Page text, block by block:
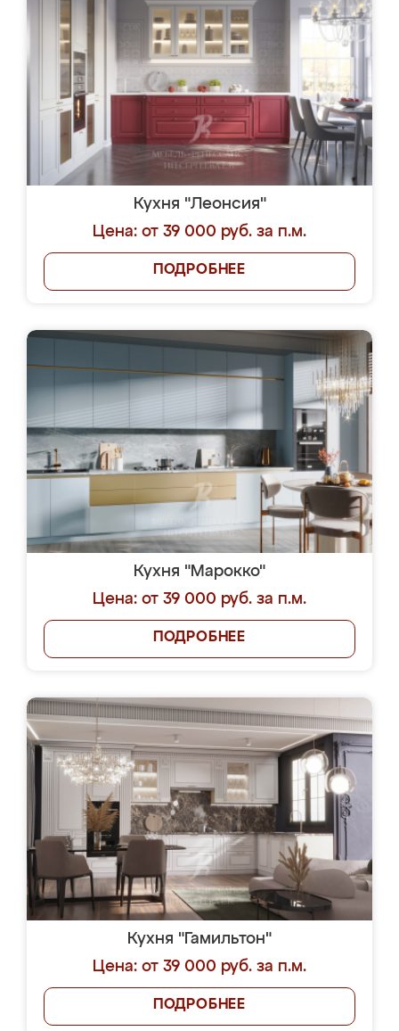
Кухня "Леонсия"
Цена: от 39 000 руб. за п.м.
ПОДРОБНЕЕ
Кухня "Марокко"
Цена: от 39 000 руб. за п.м.
ПОДРОБНЕЕ
Кухня "Гамильтон"
Цена: от 39 000 руб. за п.м.
ПОДРОБНЕЕ